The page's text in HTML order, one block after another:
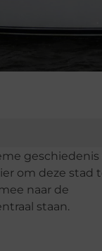
geschiedenis
om deze stad
naar de
staan.